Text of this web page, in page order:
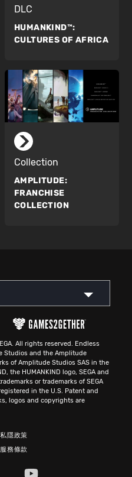
DLC
HUMANKIND™:
CULTURES OF AFRICA
Collection
AMPLITUDE:
FRANCHISE
COLLECTION
All rights reserved. Endless
Studios and the Amplitude
of Amplitude Studios SAS in the
the HUMANKIND logo, SEGA and
or trademarks of SEGA
in the U.S. Patent and
logos and copyrights are
私隱政策
服務條款